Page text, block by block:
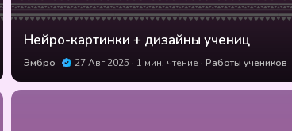
Нейро-картинки + дизайны учениц
Эмбро 27 Авг 2025 1 мин. чтение Работы учеников